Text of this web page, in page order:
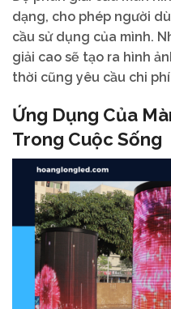
dạng, cho phép người
cầu sử dụng của mình.
giải cao sẽ tạo ra hình
thời cũng yêu cầu chi
Ứng Dụng Của
Trong Cuộc Sống